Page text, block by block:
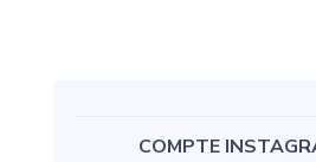
COMPTE